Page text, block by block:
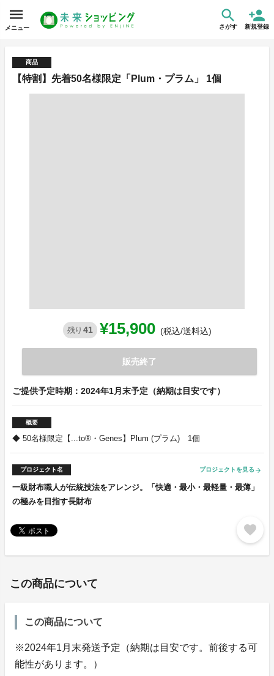
メニュー さがす 新規登録
商品
【特割】先着50名様限定「Plum・プラム」 1個
残り 41 ¥15,900 (税込/送料込)
販売終了
ご提供予定時期：2024年1月末予定（納期は目安です）
概要
◆ 50名様限定【...to®・Genes】Plum (プラム) 1個
プロジェクト名 プロジェクトを見る arrow_forward
一級財布職人が伝統技法をアレンジ。「快適・最小・最軽量・最薄」
の極みを目指す長財布
favorite
この商品について
この商品について
※2024年1月末発送予定（納期は目安です。前後する可
能性があります。）